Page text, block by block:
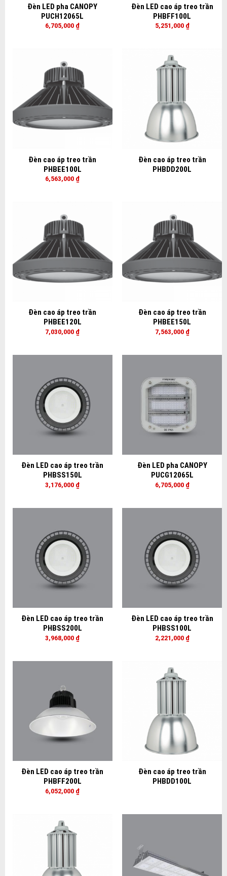
Đèn LED pha CANOPY
PUCH12065L
6,705,000 ₫
Đèn LED cao áp treo trần
PHBFF100L
5,251,000 ₫
Đèn cao áp treo trần
PHBEE100L
6,563,000 ₫
Đèn cao áp treo trần
PHBDD200L
Đèn cao áp treo trần
PHBEE120L
7,030,000 ₫
Đèn cao áp treo trần
PHBEE150L
7,563,000 ₫
Đèn LED cao áp treo trần
PHBSS150L
3,176,000 ₫
Đèn LED pha CANOPY
PUCG12065L
6,705,000 ₫
Đèn LED cao áp treo trần
PHBSS200L
3,968,000 ₫
Đèn LED cao áp treo trần
PHBSS100L
2,221,000 ₫
Đèn LED cao áp treo trần
PHBFF200L
6,052,000 ₫
Đèn cao áp treo trần
PHBDD100L